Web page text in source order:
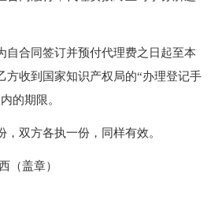
合同签订并预付代理费之日起至本
方收到国家知识产权局的“办理登记手
的期限。
双方各执一份，同样有效。
盖章）